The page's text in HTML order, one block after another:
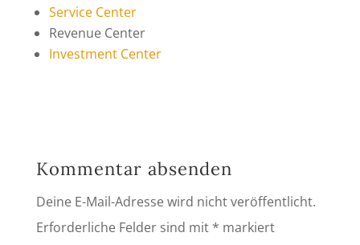
Service Center
Revenue Center
Investment Center
Kommentar absenden
Deine E-Mail-Adresse wird nicht veröffentlicht.
Erforderliche Felder sind mit * markiert